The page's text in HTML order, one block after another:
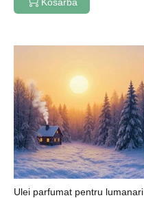
Ulei parfumat pentru lumanari